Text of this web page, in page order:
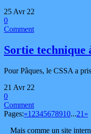
25 Avr 22
0
Comment
Sortie technique
Pour Pâques, le CSSA a
21 Avr 22
0
Comment
Pages:«1 2345678910...21 »
Mais comme un site